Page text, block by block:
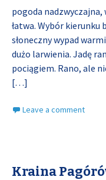
pogoda nadzwyczajna,
łatwa. Wybór kierunku
słoneczny wypad
dużo larwienia. Jadę
pociągiem. Rano, ale
[…]
Leave a comment
Kraina